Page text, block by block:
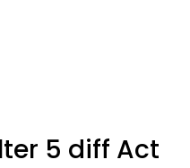
5 diff Act